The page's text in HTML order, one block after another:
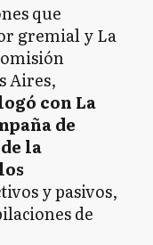
que
gremial y La
Aires,
con La
de
la
y pasivos,
de